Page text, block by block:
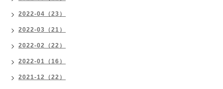
2022-04（23）
2022-03（21）
2022-02（22）
2022-01（16）
2021-12（22）